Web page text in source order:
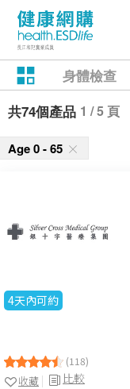
身體檢查
共74個產品 1 / 5 頁
Age 0 - 65
4天內可約
(118)
比較
收藏